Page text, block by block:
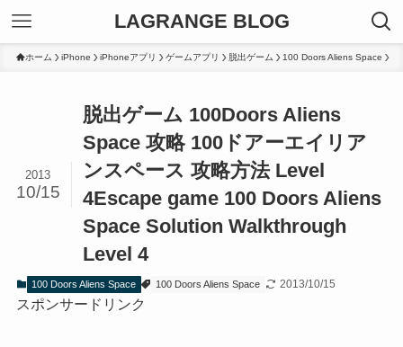
LAGRANGE BLOG
ホーム iPhone iPhoneアプリ ゲームアプリ 脱出ゲーム 100 Doors Aliens Space
脱出ゲーム 100Doors Aliens
Space 攻略 100ドアーエイリア
ンスペース 攻略方法 Level
4Escape game 100 Doors Aliens
Space Solution Walkthrough
Level 4
2013
10/15
100 Doors Aliens Space 100 Doors Aliens Space 2013/10/15
スポンサードリンク